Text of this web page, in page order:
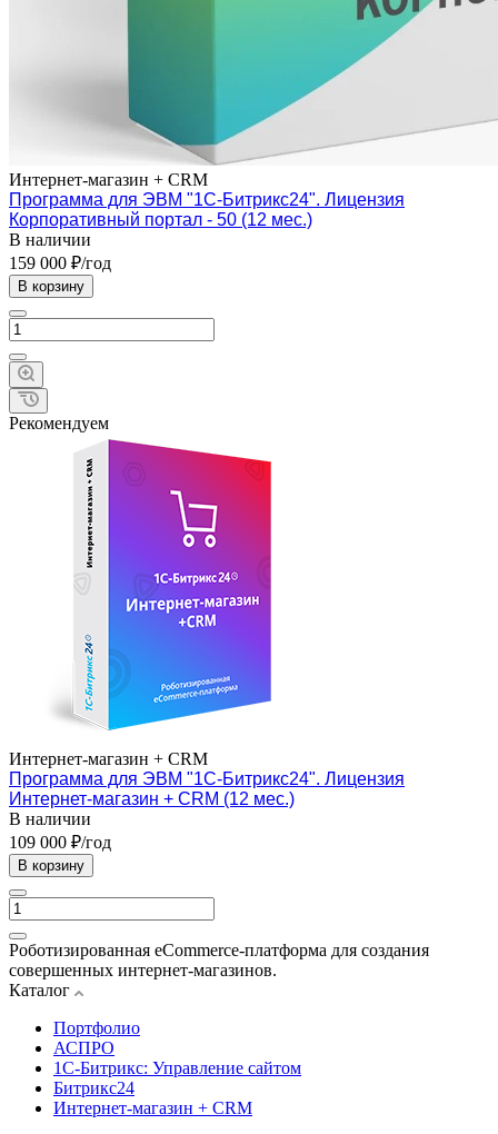
Интернет-магазин + CRM
Программа для ЭВМ "1С-Битрикс24". Лицензия
Корпоративный портал - 50 (12 мес.)
В наличии
159 000 ₽/год
В корзину
Рекомендуем
Интернет-магазин + CRM
Программа для ЭВМ "1С-Битрикс24". Лицензия
Интернет-магазин + CRM (12 мес.)
В наличии
109 000 ₽/год
В корзину
Роботизированная eCommerce-платформа для создания
совершенных интернет-магазинов.
Каталог
Портфолио
АСПРО
1С-Битрикс: Управление сайтом
Битрикс24
Интернет-магазин + CRM